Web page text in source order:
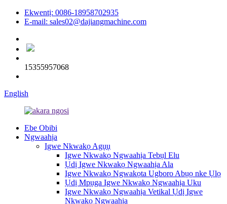
Ekwentị: 0086-18958702935
E-mail: sales02@dajiangmachine.com
15355957068
English
Ebe Obibi
Ngwaahịa
Igwe Nkwakọ Agụụ
Igwe Nkwakọ Ngwaahịa Tebụl Elu
Ụdị Igwe Nkwakọ Ngwaahịa Ala
Igwe Nkwakọ Ngwakọta Ugboro Abụọ nke Ụlọ
Ụdị Mpụga Igwe Nkwakọ Ngwaahịa Uku
Igwe Nkwakọ Ngwaahịa Vetikal Ụdị Igwe
Nkwakọ Ngwaahịa